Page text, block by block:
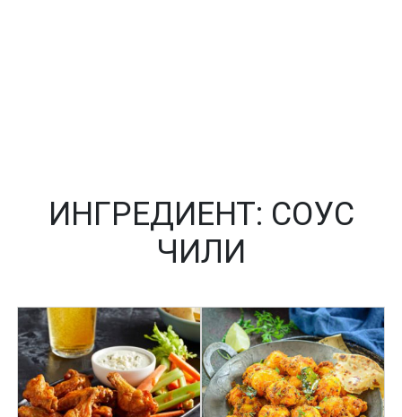
ИНГРЕДИЕНТ: СОУС
ЧИЛИ